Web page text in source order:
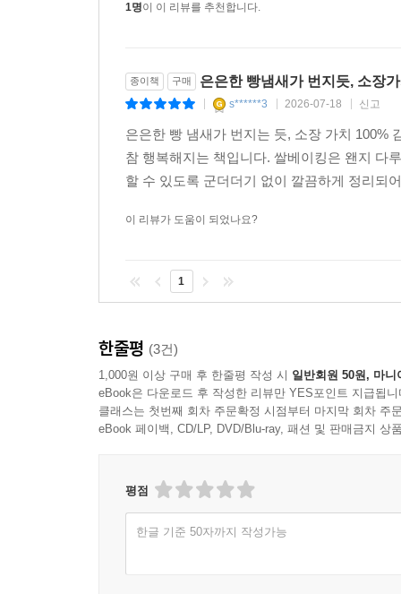
1명이 이 리뷰를 추천합니다.
종이책 구매 은은한 빵냄새가 번지듯, 소장
s******3 2026-07-18 신고
은은한 빵 냄새가 번지는 듯, 소장 가치 100%
참 행복해지는 책입니다. 쌀베이킹은 왠지 다
할 수 있도록 군더더기 없이 깔끔하게 정리되
이 리뷰가 도움이 되었나요?
1
한줄평 (3건)
1,000원 이상 구매 후 한줄평 작성 시 일반회원 50원, 마니
eBook은 다운로드 후 작성한 리뷰만 YES포인트 지급됩니
클래스는 첫번째 회차 주문확정 시점부터 마지막 회차 주
eBook 페이백, CD/LP, DVD/Blu-ray, 패션 및 판매금지 상
평점
한글 기준 50자까지 작성가능